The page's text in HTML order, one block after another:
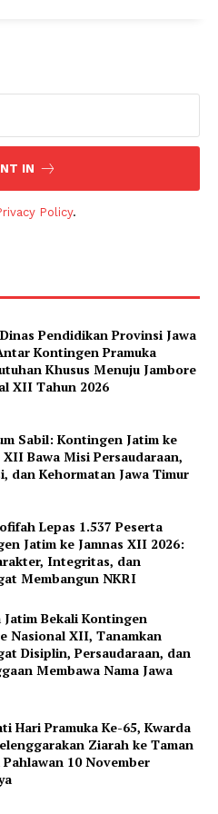
IN
Policy.
Pendidikan Provinsi Jawa
Kontingen Pramuka
Khusus Menuju Jambore
XII Tahun 2026
Sabil: Kontingen Jatim ke
XII Bawa Misi Persaudaraan,
dan Kehormatan Jawa Timur
Lepas 1.537 Peserta
Jatim ke Jamnas XII 2026:
Integritas, dan
Membangun NKRI
Jatim Bekali Kontingen
Nasional XII, Tanamkan
Disiplin, Persaudaraan, dan
Membawa Nama Jawa
Hari Pramuka Ke-65, Kwarda
Ziarah ke Taman
10 November